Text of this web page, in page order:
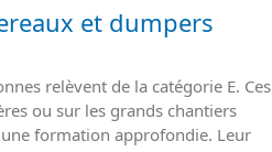
et dumpers
relèvent de la catégorie E. Ces
ou sur les grands chantiers
formation approfondie. Leur